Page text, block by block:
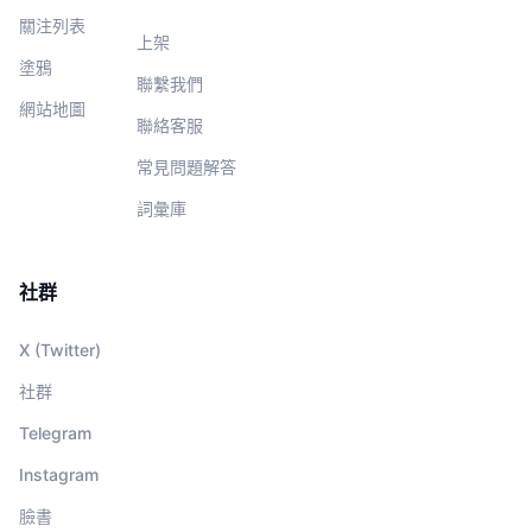
關注列表
塗鴉
網站地圖
上架
聯繫我們
聯絡客服
常見問題解答
詞彙庫
社群
X (Twitter)
社群
Telegram
Instagram
臉書